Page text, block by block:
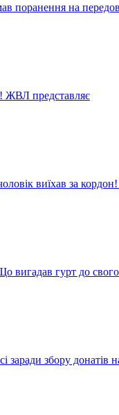
поранення на
ЖВЛ представляє
виїхав за
вигадав гурт до
заради збору